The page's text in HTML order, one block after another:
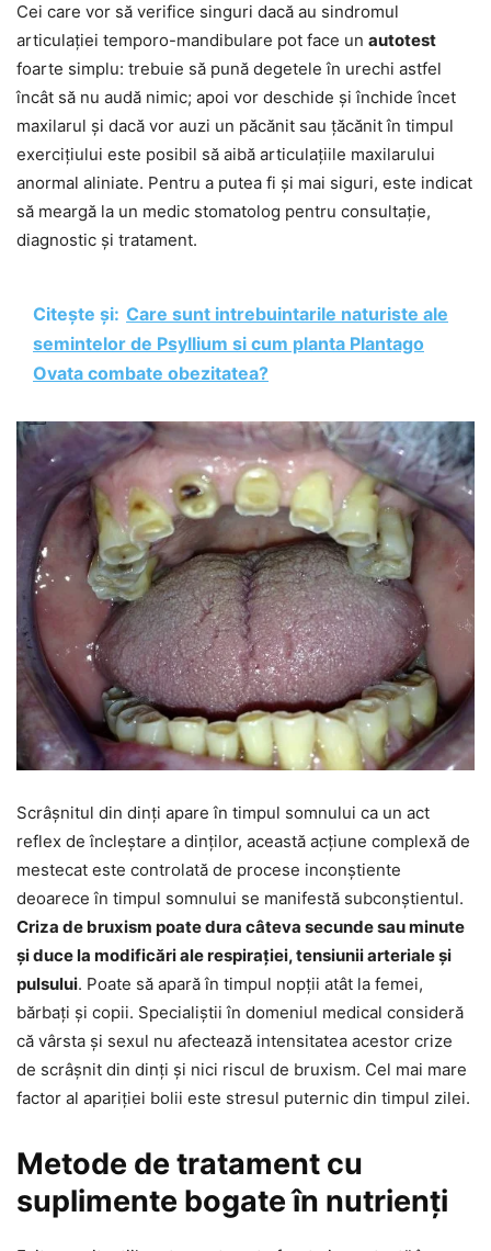
Cei care vor să verifice singuri dacă au sindromul
articulației temporo-mandibulare pot face un autotest
foarte simplu: trebuie să pună degetele în urechi astfel
încât să nu audă nimic; apoi vor deschide și închide încet
maxilarul și dacă vor auzi un păcănit sau țăcănit în timpul
exercițiului este posibil să aibă articulațiile maxilarului
anormal aliniate. Pentru a putea fi și mai siguri, este indicat
să meargă la un medic stomatolog pentru consultație,
diagnostic și tratament.
Citește și: Care sunt intrebuintarile naturiste ale
semintelor de Psyllium si cum planta Plantago
Ovata combate obezitatea?
Scrâșnitul din dinți apare în timpul somnului ca un act
reflex de încleștare a dinților, această acțiune complexă de
mestecat este controlată de procese inconștiente
deoarece în timpul somnului se manifestă subconștientul.
Criza de bruxism poate dura câteva secunde sau minute
și duce la modificări ale respirației, tensiunii arteriale și
pulsului. Poate să apară în timpul nopții atât la femei,
bărbați și copii. Specialiștii în domeniul medical consideră
că vârsta și sexul nu afectează intensitatea acestor crize
de scrâșnit din dinți și nici riscul de bruxism. Cel mai mare
factor al apariției bolii este stresul puternic din timpul zilei.
Metode de tratament cu
suplimente bogate în nutrienți